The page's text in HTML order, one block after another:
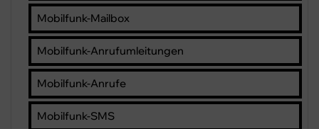
Mobilfunk-Mailbox
Mobilfunk-Anrufumleitungen
Mobilfunk-Anrufe
Mobilfunk-SMS